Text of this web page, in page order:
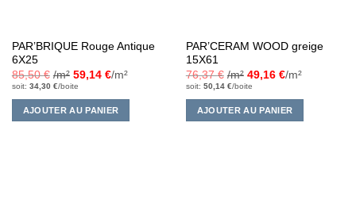
PAR’BRIQUE Rouge Antique
6X25
85,50€ /m² 59,14 €/m²
soit: 34,30 €/boite
AJOUTER AU PANIER
PAR’CERAM WOOD greige
15X61
76,37€ /m² 49,16 €/m²
soit: 50,14 €/boite
AJOUTER AU PANIER